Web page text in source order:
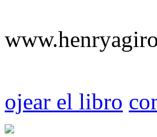
ojear el libro